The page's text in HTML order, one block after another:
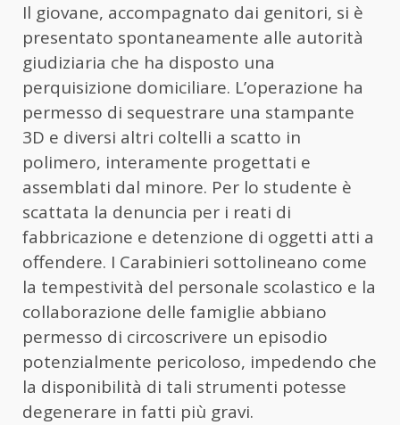
Il giovane, accompagnato dai genitori, si è
presentato spontaneamente alle autorità
giudiziaria che ha disposto una
perquisizione domiciliare. L’operazione ha
permesso di sequestrare una stampante
3D e diversi altri coltelli a scatto in
polimero, interamente progettati e
assemblati dal minore. Per lo studente è
scattata la denuncia per i reati di
fabbricazione e detenzione di oggetti atti a
offendere. I Carabinieri sottolineano come
la tempestività del personale scolastico e la
collaborazione delle famiglie abbiano
permesso di circoscrivere un episodio
potenzialmente pericoloso, impedendo che
la disponibilità di tali strumenti potesse
degenerare in fatti più gravi.